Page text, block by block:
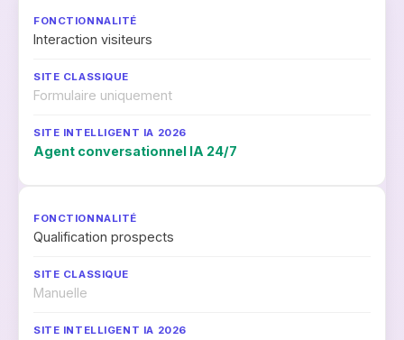
Interaction visiteurs
Formulaire uniquement
Agent conversationnel IA 24/7
Qualification prospects
Manuelle